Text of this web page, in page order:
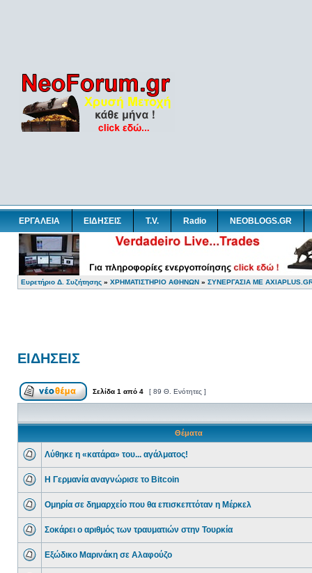
ΕΡΓΑΛΕΙΑ ΕΙΔΗΣΕΙΣ T.V. Radio NEOBLOGS.GR
Ευρετήριο Δ. Συζήτησης » ΧΡΗΜΑΤΙΣΤΗΡΙΟ ΑΘΗΝΩΝ » ΣΥΝΕΡΓΑΣΙΑ ΜΕ
ΕΙΔΗΣΕΙΣ
Σελίδα 1 από 4 [ 89 Θ. Ενότητες ]
Θέματα
Λύθηκε η «κατάρα» του... αγάλματος!
Η Γερμανία αναγνώρισε το Bitcoin
Ομηρία σε δημαρχείο που θα επισκεπτόταν η Μέρκελ
Σοκάρει ο αριθμός των τραυματιών στην Τουρκία
Εξώδικο Μαρινάκη σε Αλαφούζο